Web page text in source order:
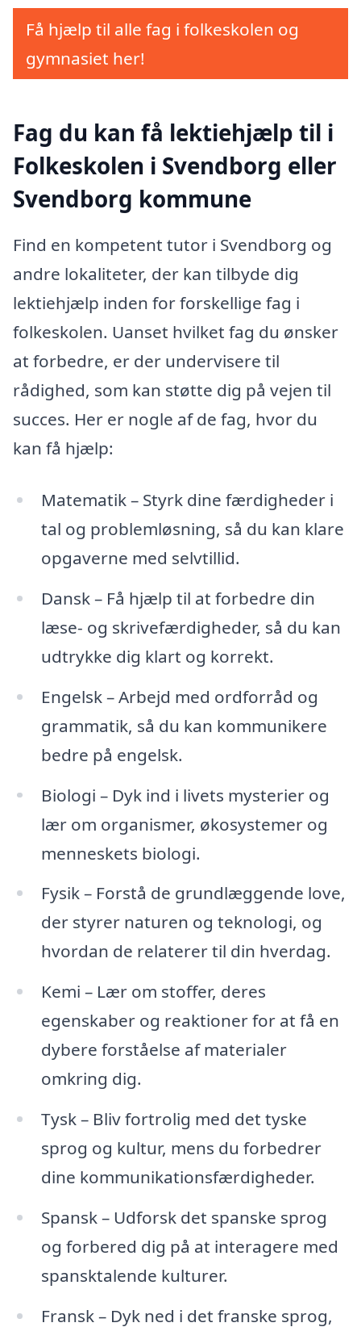
Få hjælp til alle fag i folkeskolen og
gymnasiet her!
Fag du kan få lektiehjælp til i
Folkeskolen i Svendborg eller
Svendborg kommune
Find en kompetent tutor i Svendborg og
andre lokaliteter, der kan tilbyde dig
lektiehjælp inden for forskellige fag i
folkeskolen. Uanset hvilket fag du ønsker
at forbedre, er der undervisere til
rådighed, som kan støtte dig på vejen til
succes. Her er nogle af de fag, hvor du
kan få hjælp:
Matematik – Styrk dine færdigheder i
tal og problemløsning, så du kan klare
opgaverne med selvtillid.
Dansk – Få hjælp til at forbedre din
læse- og skrivefærdigheder, så du kan
udtrykke dig klart og korrekt.
Engelsk – Arbejd med ordforråd og
grammatik, så du kan kommunikere
bedre på engelsk.
Biologi – Dyk ind i livets mysterier og
lær om organismer, økosystemer og
menneskets biologi.
Fysik – Forstå de grundlæggende love,
der styrer naturen og teknologi, og
hvordan de relaterer til din hverdag.
Kemi – Lær om stoffer, deres
egenskaber og reaktioner for at få en
dybere forståelse af materialer
omkring dig.
Tysk – Bliv fortrolig med det tyske
sprog og kultur, mens du forbedrer
dine kommunikationsfærdigheder.
Spansk – Udforsk det spanske sprog
og forbered dig på at interagere med
spansktalende kulturer.
Fransk – Dyk ned i det franske sprog,